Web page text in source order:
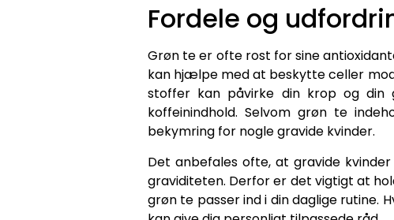
Fordele og
Grøn te er ofte rost for sine
kan hjælpe med at beskytte celler
stoffer kan påvirke din krop og din
koffeinindhold. Selvom grøn te
bekymring for nogle gravide kvinder.
Det anbefales ofte, at gravide
graviditeten. Derfor er det vigtigt at
grøn te passer ind i din daglige rutine.